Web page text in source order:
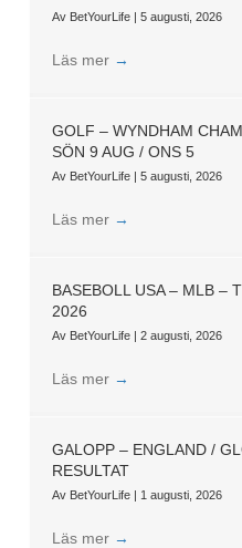
Av BetYourLife | 5 augusti, 2026
Läs mer →
GOLF – WYNDHAM
SÖN 9 AUG / ONS 5
Av BetYourLife | 5 augusti, 2026
Läs mer →
BASEBOLL USA – MLB –
2026
Av BetYourLife | 2 augusti, 2026
Läs mer →
GALOPP – ENGLAND /
RESULTAT
Av BetYourLife | 1 augusti, 2026
Läs mer →